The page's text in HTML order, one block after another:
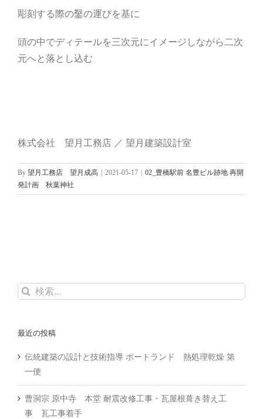
彫刻する際の鑿の運びを基に
頭の中でディテールを三次元にイメージしながら二次
元へと落とし込む
株式会社 望月工務店 ／ 望月建築設計室
By 望月工務店 望月成高 2021-05-17
02_豊橋駅前 名豊ビル跡地 再開
発計画 秋葉神社
検
最近の投稿
伝統建築の設計と技術指導 ポートランド 熱処理乾燥 第
一便
曹洞宗 原中寺 本堂 耐震改修工事・瓦屋根葺き替え工
事 瓦工事着手